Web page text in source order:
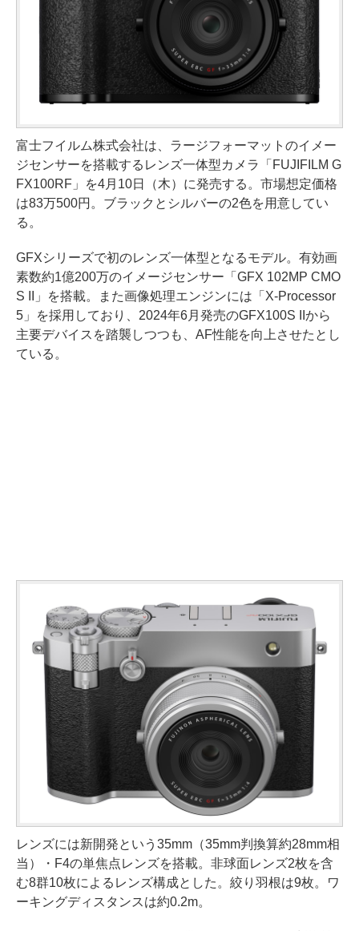
富士フイルム株式会社は、ラージフォーマットのイメー
ジセンサーを搭載するレンズ一体型カメラ「FUJIFILM G
FX100RF」を4月10日（木）に発売する。市場想定価格
は83万500円。ブラックとシルバーの2色を用意してい
る。
GFXシリーズで初のレンズ一体型となるモデル。有効画
素数約1億200万のイメージセンサー「GFX 102MP CMO
S II」を搭載。また画像処理エンジンには「X-Processor
5」を採用しており、2024年6月発売のGFX100S IIから
主要デバイスを踏襲しつつも、AF性能を向上させたとし
ている。
レンズには新開発という35mm（35mm判換算約28mm相
当）・F4の単焦点レンズを搭載。非球面レンズ2枚を含
む8群10枚によるレンズ構成とした。絞り羽根は9枚。ワ
ーキングディスタンスは約0.2m。